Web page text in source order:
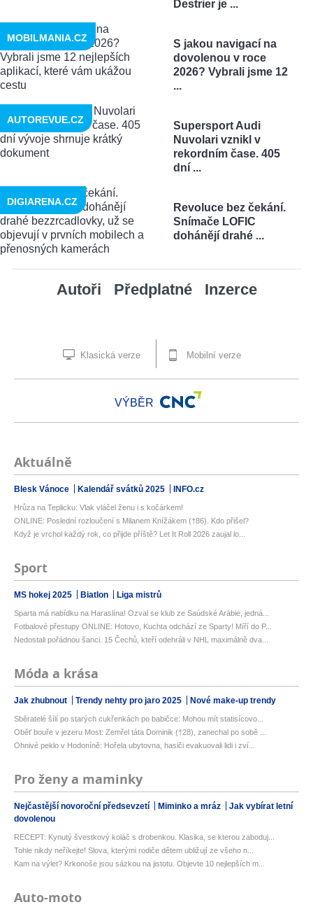
Destrier je ...
S jakou navigací na
dovolenou v roce
2026? Vybrali jsme 12
...
MOBILMANIA.CZ
Supersport Audi
Nuvolari vznikl v
rekordním čase. 405
dní ...
AUTOREVUE.CZ
Revoluce bez čekání.
Snímače LOFIC
dohánějí drahé ...
DIGIARENA.CZ
Autoři Předplatné Inzerce
Klasická verze Mobilní verze
VÝBĚR
Aktuálně
Blesk Vánoce Kalendář svátků 2025 INFO.cz
Hrůza na Teplicku: Vlak vláčel ženu i s kočárkem!
ONLINE: Poslední rozloučení s Milanem Knížákem (†86). Kdo přišel?
Když je vrchol každý rok, co přijde příště? Let It Roll 2026 zaujal lo...
Sport
MS hokej 2025 Biatlon Liga mistrů
Sparta má nabídku na Haraslína! Ozval se klub ze Saúdské Arábie, jedná...
Fotbalové přestupy ONLINE: Hotovo, Kuchta odchází ze Sparty! Míří do P...
Nedostali pořádnou šanci. 15 Čechů, kteří odehráli v NHL maximálně dva...
Móda a krása
Jak zhubnout Trendy nehty pro jaro 2025 Nové make-up trendy
Sběratelé šílí po starých cukřenkách po babičce: Mohou mít statisícovo...
Oběť bouře v jezeru Most: Zemřel táta Dominik (†28), zanechal po sobě ...
Ohnivé peklo v Hodoníně: Hořela ubytovna, hasiči evakuovali lidi i zví...
Pro ženy a maminky
Nejčastější novoroční předsevzetí Miminko a mráz
Jak vybírat letní
dovolenou
RECEPT: Kynutý švestkový koláč s drobenkou. Klasika, se kterou zaboduj...
Tohle nikdy neříkejte! Slova, kterými rodiče dětem ubližují ze všeho n...
Kam na výlet? Krkonoše jsou sázkou na jistotu. Objevte 10 nejlepších m...
Auto-moto